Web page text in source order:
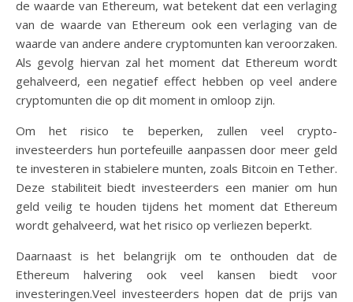
de waarde van Ethereum, wat betekent dat een verlaging
van de waarde van Ethereum ook een verlaging van de
waarde van andere andere cryptomunten kan veroorzaken.
Als gevolg hiervan zal het moment dat Ethereum wordt
gehalveerd, een negatief effect hebben op veel andere
cryptomunten die op dit moment in omloop zijn.
Om het risico te beperken, zullen veel crypto-
investeerders hun portefeuille aanpassen door meer geld
te investeren in stabielere munten, zoals Bitcoin en Tether.
Deze stabiliteit biedt investeerders een manier om hun
geld veilig te houden tijdens het moment dat Ethereum
wordt gehalveerd, wat het risico op verliezen beperkt.
Daarnaast is het belangrijk om te onthouden dat de
Ethereum halvering ook veel kansen biedt voor
investeringen.Veel investeerders hopen dat de prijs van